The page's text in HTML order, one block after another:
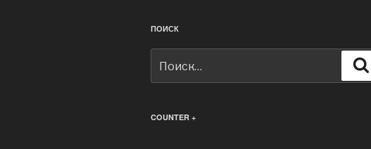
ПОИСК
COUNTER +